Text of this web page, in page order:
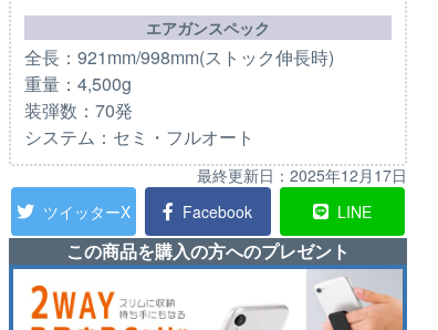
エアガンスペック
全長：921mm/998mm(ストック伸長時)
重量：4,500g
装弾数：70発
システム：セミ・フルオート
最終更新日： 2025年12月17日
ツイッターX
Facebook LINE
この商品を購入の方へのプレゼント